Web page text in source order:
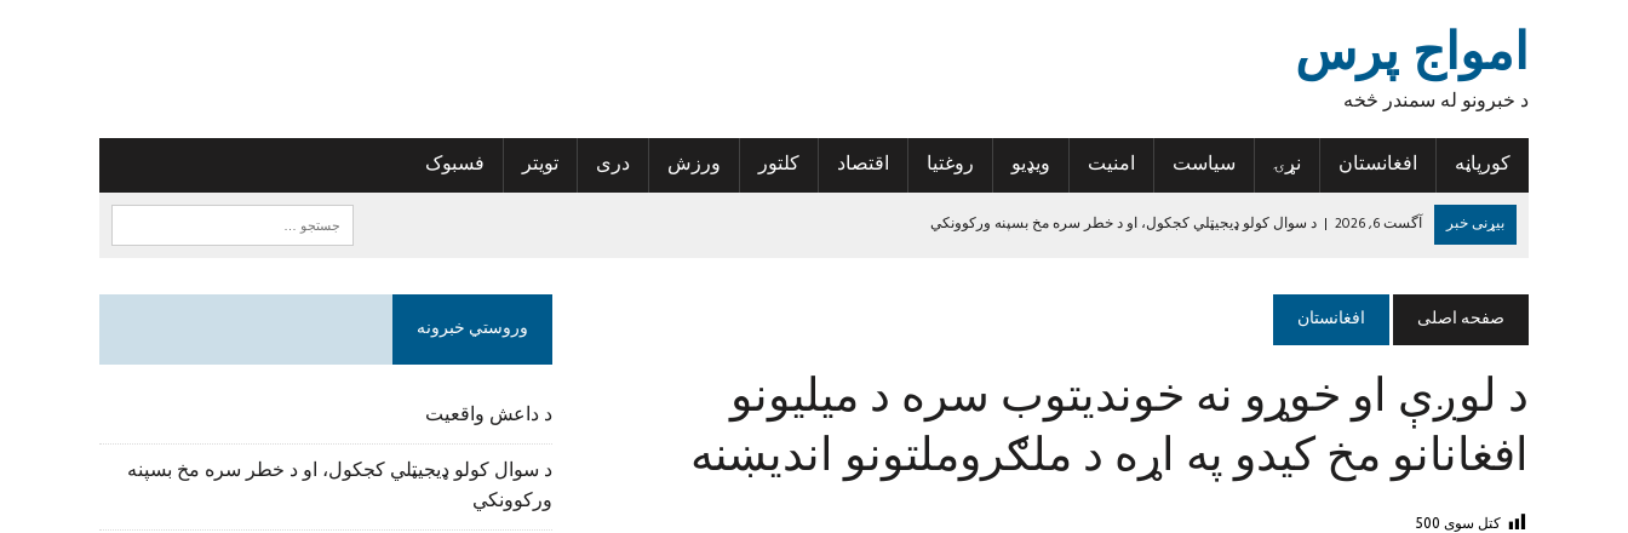
امواج پرس
د خبرونو له سمندر څخه
کورپاڼه
افغانستان نړۍ سیاست امنیت ویډیو روغتیا اقتصاد کلتور ورزش دری تویتر فسبوک
بیړنی خبر آگست 6, 2026 | د سوال کولو ډیجیټلي کجکول، او د خطر سره مخ بسپنه ورکوونکي
د روغتیا نړۍوال سازمان: د پولیو د مخنیوي هڅې دې پراخې شي
آگست 6, 2026
| تازه درجه‌بندي؛ پنځه افغان لوبغاړي د نړۍ د غوره لسو په نوم‌لړ کې راغلي
آگست 5, 2026
نورستان کې ۱۹ تاریخي سیمې او اثار ثبت شوي
| د داعش واقعیت
صفحه اصلی افغانستان
د لوږې او خوړو نه خوندیتوب سره د میلیونو
افغانانو مخ کیدو په اړه د ملګروملتونو اندیښنه
کتل سوی 500
وروستي خبرونه
د داعش واقعیت
د سوال کولو ډیجیټلي کجکول، او د خطر سره مخ بسپنه
ورکوونکي